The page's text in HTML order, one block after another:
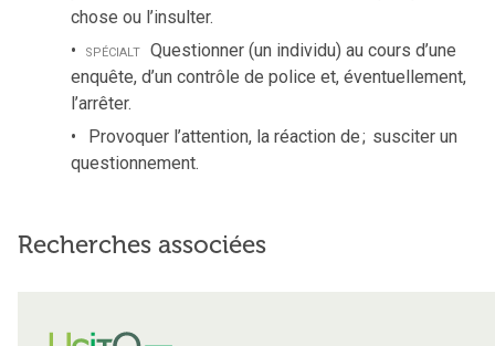
chose ou l’insulter.
spécialt Questionner (un individu) au cours d’une
enquête, d’un contrôle de police et, éventuellement,
l’arrêter.
Provoquer l’attention, la réaction de; susciter un
questionnement.
Recherches associées